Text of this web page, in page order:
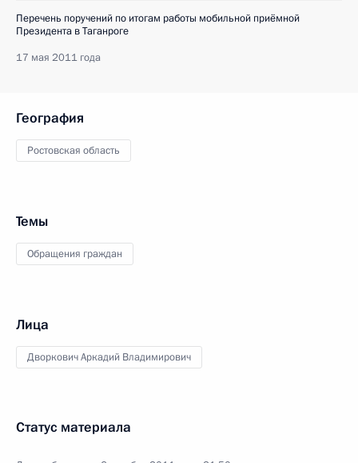
Перечень поручений по итогам работы мобильной приёмной
Президента в Таганроге
17 мая 2011 года
География
Ростовская область
Темы
Обращения граждан
Лица
Дворкович Аркадий Владимирович
Статус материала